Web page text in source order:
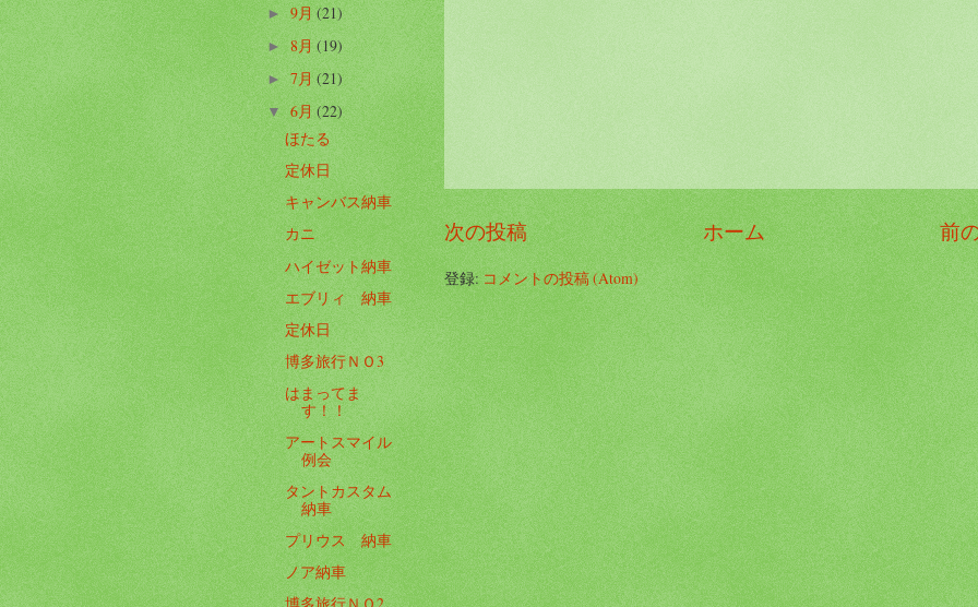
次の投稿 前
ホーム
登録:コメントの投稿 (Atom)
► 9月(21)
►8月(19)
►7月(21)
▼6月(22)
ほたる
定休日
キャンバス納車
カニ
ハイゼット納車
エブリィ 納車
定休日
博多旅行ＮＯ3
はまってま
す！！
アートスマイル
例会
タントカスタム
納車
プリウス 納車
ノア納車